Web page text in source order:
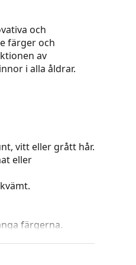
och
färger och
av
i alla åldrar.
vitt eller grått hår.
eller
färgerna.